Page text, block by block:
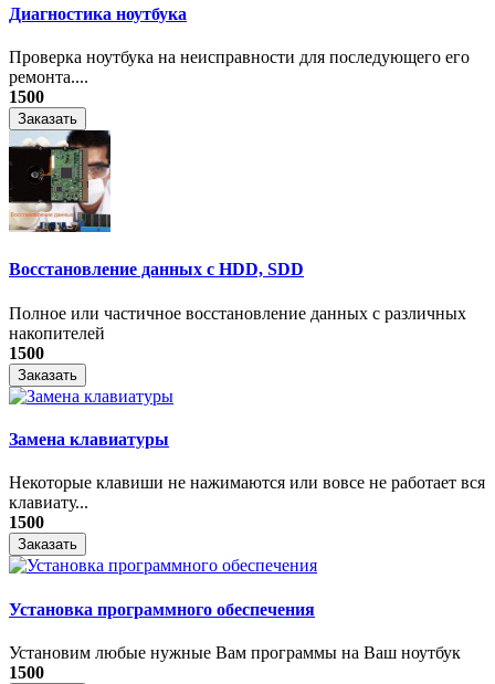
Диагностика ноутбука
Проверка ноутбука на неисправности для последующего его
ремонта....
1500
Заказать
Восстановление данных с HDD, SDD
Полное или частичное восстановление данных с различных
накопителей
1500
Заказать
Замена клавиатуры
Некоторые клавиши не нажимаются или вовсе не работает вся
клавиату...
1500
Заказать
Установка программного обеспечения
Установим любые нужные Вам программы на Ваш ноутбук
1500